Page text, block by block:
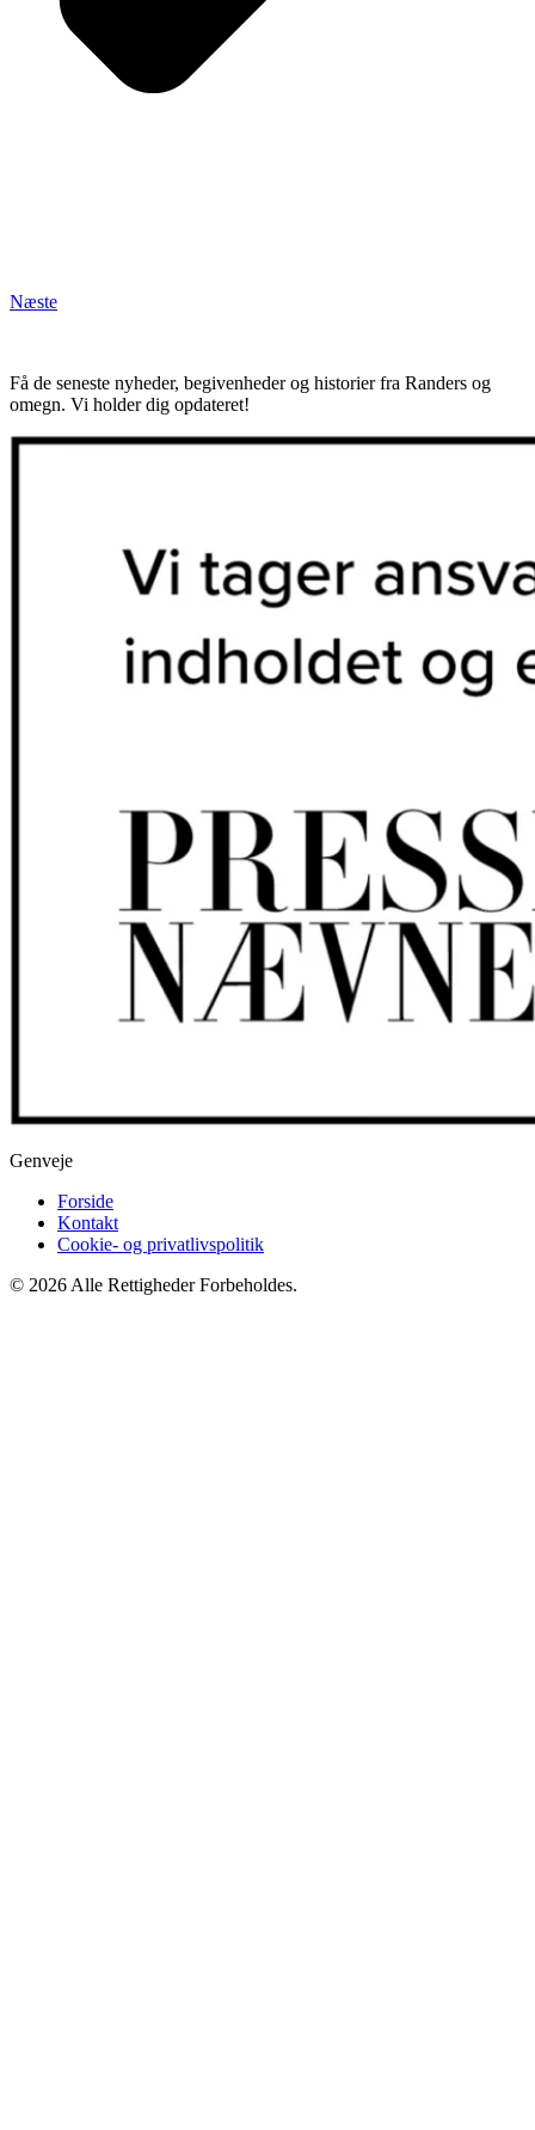
Næste
Få de seneste nyheder, begivenheder og historier fra Randers og
omegn. Vi holder dig opdateret!
Genveje
Forside
Kontakt
Cookie- og privatlivspolitik
© 2026 Alle Rettigheder Forbeholdes.